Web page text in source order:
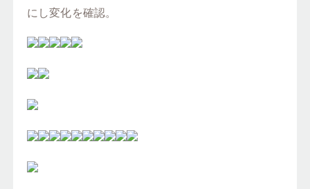
にし変化を確認。